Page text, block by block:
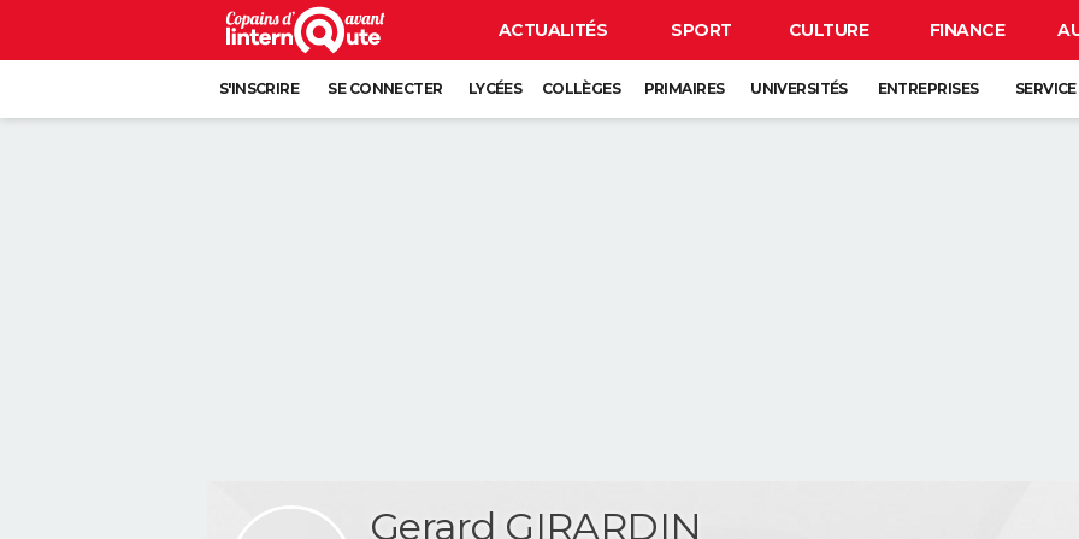
ACTUALITÉS SPORT CULTURE FINANCE
S'INSCRIRE SE CONNECTER LYCÉES COLLÈGES PRIMAIRES UNIVERSITÉS ENTREPRISES
Gerard GIRARDIN